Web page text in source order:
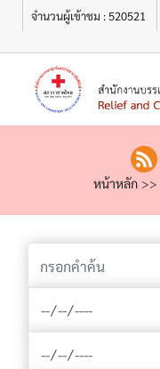
จำนวนผู้เข้าชม : 520521
เมนู
หน้าหลัก >>